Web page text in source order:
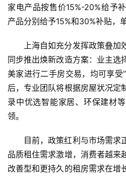
家电产品按售价15%-20%给予
产品分别给予15%和30%补贴，
上海自如充分发挥政策叠加
同步推出焕新改造方案：业主选
美家进行二手房交易，均可享受
后，专业团队将根据房屋状况定
录中优选智能家居、环保建材
领。
目前，政策红利与市场需求
品质租住需求激增，消费者越来
改善型和更持久的租房需求在增